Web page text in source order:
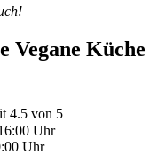
Vegane Küche
4.5 von 5
Uhr
Uhr